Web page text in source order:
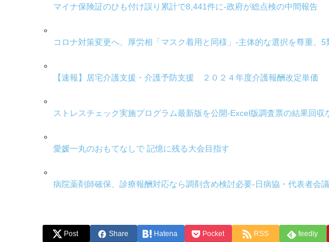
マイナ保険証のひも付け誤り累計で8,441件に-政府が総点検の中間報告
コロナ対策変更へ、厚労相「マスク着用と同様」-主体的な選択を尊重、5
【速報】居宅介護支援・介護予防支援 ２０２４年度介護報酬改定単価
ストレスチェック実施プログラム最新版を公開-Excel版調査票の結果回収
愛媛一丸のおもてなしで 記憶に残る大会目指す
病院薬剤師確保、診療報酬対応なら調剤含め検討必要-日病協・代表者会議
Post Share Hatena Pocket RSS feedly